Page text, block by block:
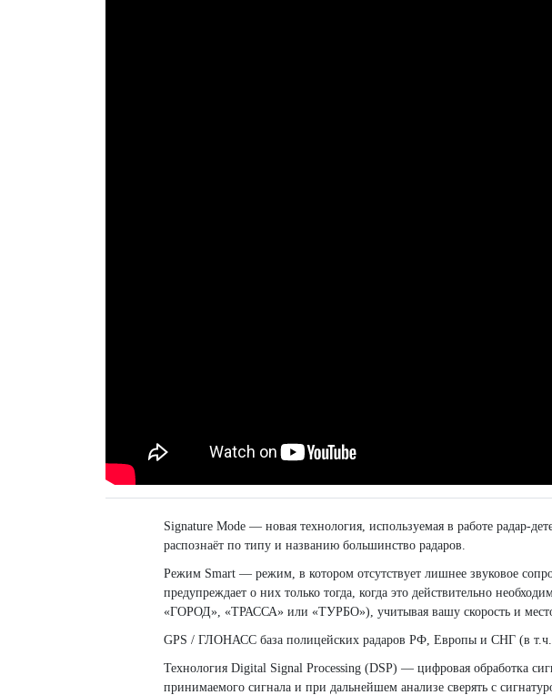
Signature Mode — новая технология, используемая в работе радар-
распознаёт по типу и названию большинство радаров.
Режим Smart — режим, в котором отсутствует лишнее звуковое
предупреждает о них только тогда, когда это действительно
«ГОРОД», «ТРАССА» или «ТУРБО»), учитывая вашу скорость и
GPS / ГЛОНАСС база полицейских радаров РФ, Европы и СНГ (в т.ч.
Технология Digital Signal Processing (DSP) — цифровая обработка
принимаемого сигнала и при дальнейшем анализе сверять с